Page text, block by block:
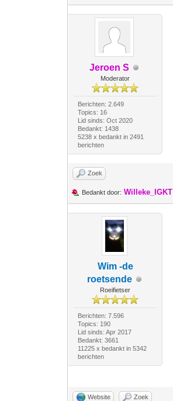
Jeroen S
Moderator
Berichten: 2.649
Topics: 16
Lid sinds: Oct 2020
Bedankt: 1438
5238 x bedankt in 2491
berichten
Zoek
Bedankt door: Willeke_IGKT
Wim -de
roetsende
Roeifietser
Berichten: 7.596
Topics: 190
Lid sinds: Apr 2017
Bedankt: 3661
11225 x bedankt in 5342
berichten
Website Zoek